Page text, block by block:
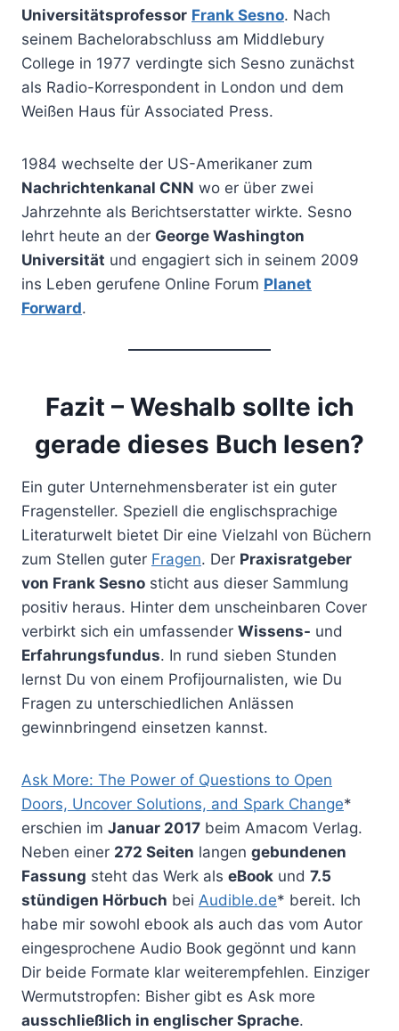
Universitätsprofessor Frank Sesno. Nach
seinem Bachelorabschluss am Middlebury
College in 1977 verdingte sich Sesno zunächst
als Radio-Korrespondent in London und dem
Weißen Haus für Associated Press.
1984 wechselte der US-Amerikaner zum
Nachrichtenkanal CNN wo er über zwei
Jahrzehnte als Berichtserstatter wirkte. Sesno
lehrt heute an der George Washington
Universität und engagiert sich in seinem 2009
ins Leben gerufene Online Forum Planet
Forward.
Fazit – Weshalb sollte ich
gerade dieses Buch lesen?
Ein guter Unternehmensberater ist ein guter
Fragensteller. Speziell die englischsprachige
Literaturwelt bietet Dir eine Vielzahl von Büchern
zum Stellen guter Fragen. Der Praxisratgeber
von Frank Sesno sticht aus dieser Sammlung
positiv heraus. Hinter dem unscheinbaren Cover
verbirkt sich ein umfassender Wissens- und
Erfahrungsfundus. In rund sieben Stunden
lernst Du von einem Profijournalisten, wie Du
Fragen zu unterschiedlichen Anlässen
gewinnbringend einsetzen kannst.
Ask More: The Power of Questions to Open
Doors, Uncover Solutions, and Spark Change*
erschien im Januar 2017 beim Amacom Verlag.
Neben einer 272 Seiten langen gebundenen
Fassung steht das Werk als eBook und 7.5
stündigen Hörbuch bei Audible.de* bereit. Ich
habe mir sowohl ebook als auch das vom Autor
eingesprochene Audio Book gegönnt und kann
Dir beide Formate klar weiterempfehlen. Einziger
Wermutstropfen: Bisher gibt es Ask more
ausschließlich in englischer Sprache.